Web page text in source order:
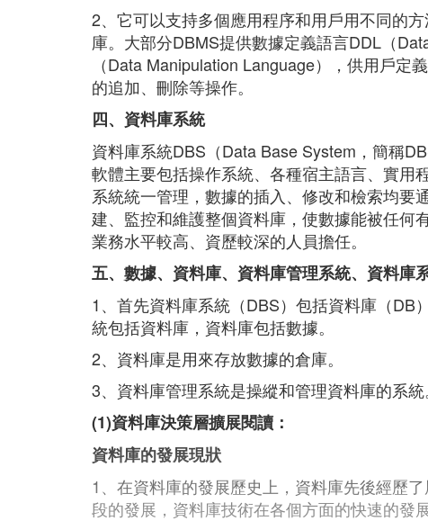
2、它可以支持多個應用程序和用戶用不同的
庫。大部分DBMS提供數據定義語言DDL（
（Data Manipulation Language），供用戶
的追加、刪除等操作。
四、資料庫系統
資料庫系統DBS（Data Base System，簡稱
軟體主要包括操作系統、各種宿主語言、實用
系統統一管理，數據的插入、修改和檢索均要
建、監控和維護整個資料庫，使數據能被任何
業務水平較高、資歷較深的人員擔任。
五、數據、資料庫、資料庫管理系統、資料庫
1、首先資料庫系統（DBS）包括資料庫（DB
統包括資料庫，資料庫包括數據。
2、資料庫是用來存放數據的倉庫。
3、資料庫管理系統是操縱和管理資料庫的系統
(1)資料庫決策層擴展閱讀：
資料庫的發展現狀
1、在資料庫的發展歷史上，資料庫先後經歷
段的發展，資料庫技術在各個方面的快速的發展